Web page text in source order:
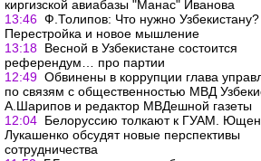
киргизской авиабазы "Манас" Иванова
13:46 Ф.Толипов: Что нужно
Перестройка и новое мышление
13:18 Весной в Узбекистане состоится
референдум… про партии
12:49 Обвинены в коррупции глава
по связям с общественностью МВД
А.Шарипов и редактор МВДешной газеты
12:04 Белоруссию толкают к ГУАМ.
Лукашенко обсудят новые перспективы
сотрудничества